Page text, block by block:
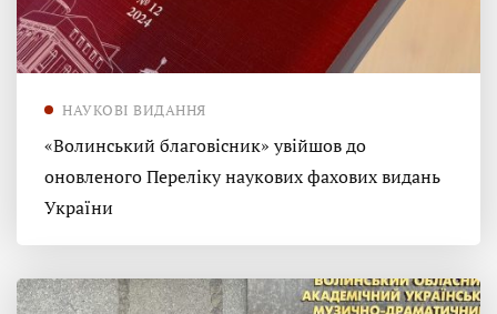
НАУКОВІ ВИДАННЯ
«Волинський благовісник» увійшов до
оновленого Переліку наукових фахових видань
України